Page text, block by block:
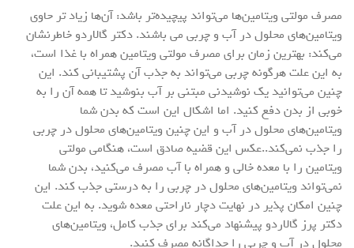
مصرف مولتی ویتامین‌ها می‌تواند پیچیده‌تر باشد: آن‌ها زیاد تر حاوی
ویتامین‌های محلول در آب و چربی می باشند. دکتر گالاردو خاطرنشان
می‌کند: بهترین زمان برای مصرف مولتی ویتامین همراه با غذا است،
به این علت هرگونه چربی می‌تواند به جذب آن پشتیبانی کند. این
چنین می‌توانید یک نوشیدنی مبتنی بر آب بنوشید تا همه آن را به
خوبی از بدن دفع کنید. اما اشکال این است که بدن شما
ویتامین‌های محلول در آب و این چنین ویتامین‌های محلول در چربی
را جذب نمی‌کند..عکس این قضیه صادق است، هنگامی مولتی
ویتامین را با معده خالی و همراه با آب مصرف می‌کنید، بدن شما
نمی‌تواند ویتامین‌های محلول در چربی را به درستی جذب کند. این
چنین امکان پذیر در نهایت دچار ناراحتی معده شوید. به این علت
دکتر پرز گالاردو پیشنهاد می‌کند برای جذب کامل، ویتامین‌های
محلول در آب و چربی را جداگانه مصرف کنید.